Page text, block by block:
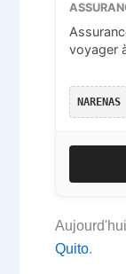
voyager
NARENAS
Quito.